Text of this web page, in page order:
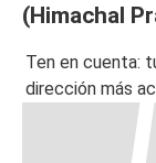
(Himachal
Ten en cuenta:
dirección más